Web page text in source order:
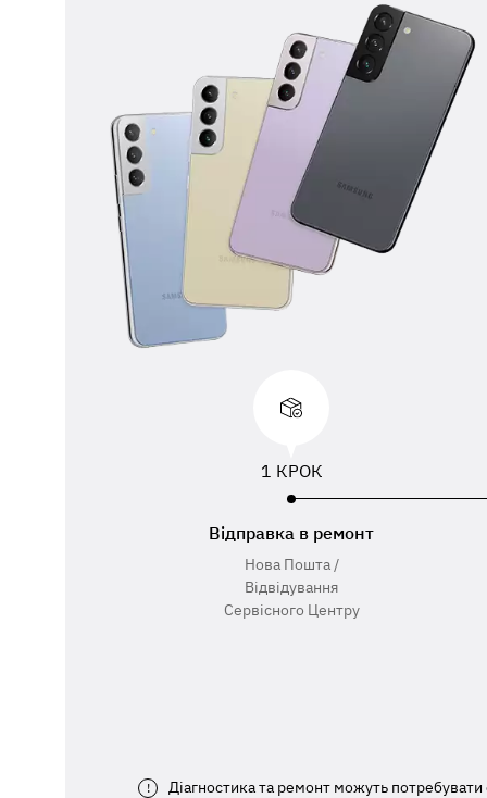
Білоруська, 26
**
1 КРОК
Відправка в ремонт
Нова Пошта /
Відвідування
Сервісного Центру
! Діагностика та ремонт можуть